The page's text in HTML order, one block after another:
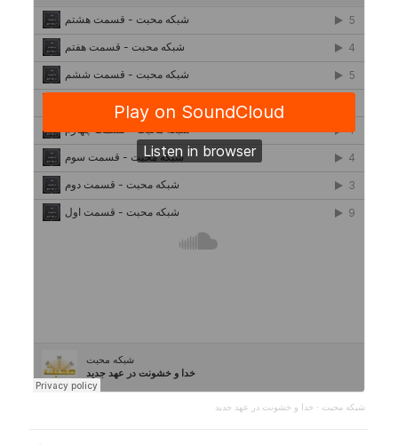
شبکه محبت · خدا و خشونت در عهد جدید